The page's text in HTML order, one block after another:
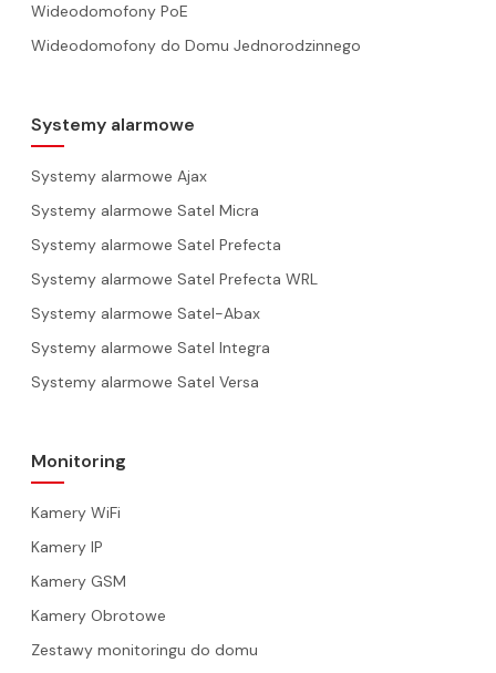
Wideodomofony PoE
Wideodomofony do Domu Jednorodzinnego
Systemy alarmowe
Systemy alarmowe Ajax
Systemy alarmowe Satel Micra
Systemy alarmowe Satel Prefecta
Systemy alarmowe Satel Prefecta WRL
Systemy alarmowe Satel-Abax
Systemy alarmowe Satel Integra
Systemy alarmowe Satel Versa
Monitoring
Kamery WiFi
Kamery IP
Kamery GSM
Kamery Obrotowe
Zestawy monitoringu do domu